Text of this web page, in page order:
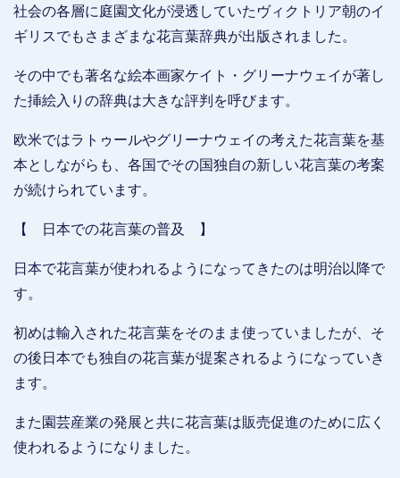
社会の各層に庭園文化が浸透していたヴィクトリア朝のイ
ギリスでもさまざまな花言葉辞典が出版されました。
その中でも著名な絵本画家ケイト・グリーナウェイが著し
た挿絵入りの辞典は大きな評判を呼びます。
欧米ではラトゥールやグリーナウェイの考えた花言葉を基
本としながらも、各国でその国独自の新しい花言葉の考案
が続けられています。
【 日本での花言葉の普及 】
日本で花言葉が使われるようになってきたのは明治以降で
す。
初めは輸入された花言葉をそのまま使っていましたが、そ
の後日本でも独自の花言葉が提案されるようになっていき
ます。
また園芸産業の発展と共に花言葉は販売促進のために広く
使われるようになりました。